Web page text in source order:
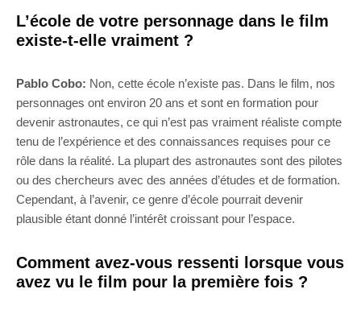
L’école de votre personnage dans le film
existe-t-elle vraiment ?
Pablo Cobo: Non, cette école n’existe pas. Dans le film, nos
personnages ont environ 20 ans et sont en formation pour
devenir astronautes, ce qui n’est pas vraiment réaliste compte
tenu de l’expérience et des connaissances requises pour ce
rôle dans la réalité. La plupart des astronautes sont des pilotes
ou des chercheurs avec des années d’études et de formation.
Cependant, à l’avenir, ce genre d’école pourrait devenir
plausible étant donné l’intérêt croissant pour l’espace.
Comment avez-vous ressenti lorsque vous
avez vu le film pour la première fois ?